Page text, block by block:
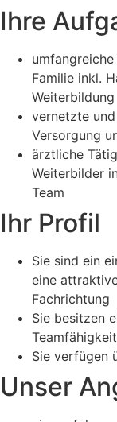
Ihre
Familie inkl.
Weiterbildung
vernetzte
Versorgung
ärztliche
Weiterbilder
Team
Ihr Profil
Sie sind ein
eine
Fachrichtung
Sie besitzen
Sie verfügen
Unser